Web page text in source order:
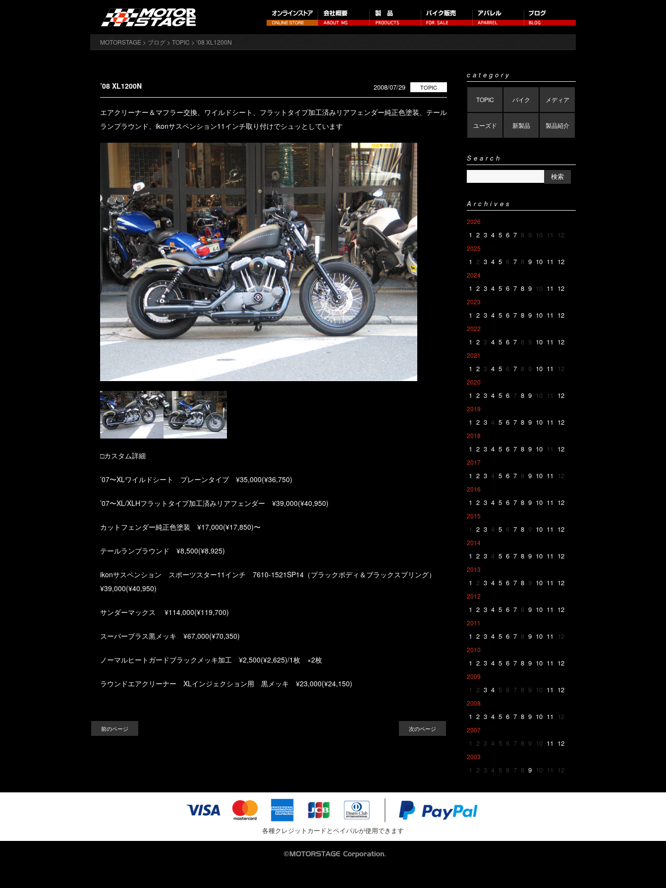
MOTORSTAGE > ブログ > TOPIC > ’08 XL1200N
’08 XL1200N TOPIC
2008/07/29
エアクリーナー＆マフラー交換、ワイルドシート、フラットタイプ加工済みリアフェンダー純正色塗装、テール
ランプラウンド、ikonサスペンション11インチ取り付けでシュッとしています
□カスタム詳細
’07〜XLワイルドシート プレーンタイプ ¥35,000(¥36,750)
’07〜XL/XLHフラットタイプ加工済みリアフェンダー ¥39,000(¥40,950)
カットフェンダー純正色塗装 ¥17,000(¥17,850)〜
テールランプラウンド ¥8,500(¥8,925)
ikonサスペンション スポーツスター11インチ 7610-1521SP14（ブラックボディ＆ブラックスプリング）
¥39,000(¥40,950)
サンダーマックス ¥114,000(¥119,700)
スーパーブラス黒メッキ ¥67,000(¥70,350)
ノーマルヒートガードブラックメッキ加工 ¥2,500(¥2,625)/1枚 ×2枚
ラウンドエアクリーナー XLインジェクション用 黒メッキ ¥23,000(¥24,150)
前のページ 次のページ
category
TOPIC バイク メディア
ユーズド 新製品 製品紹介
Search
Archives
2026
1 2 3 4 5 6 7 8 9 10 11 12
2025
1 2 3 4 5 6 7 8 9 10 11 12
2024
1 2 3 4 5 6 7 8 9 10 11 12
2023
1 2 3 4 5 6 7 8 9 10 11 12
2022
1 2 3 4 5 6 7 8 9 10 11 12
2021
1 2 3 4 5 6 7 8 9 10 11 12
2020
1 2 3 4 5 6 7 8 9 10 11 12
2019
1 2 3 4 5 6 7 8 9 10 11 12
2018
1 2 3 4 5 6 7 8 9 10 11 12
2017
1 2 3 4 5 6 7 8 9 10 11 12
2016
1 2 3 4 5 6 7 8 9 10 11 12
2015
1 2 3 4 5 6 7 8 9 10 11 12
2014
1 2 3 4 5 6 7 8 9 10 11 12
2013
1 2 3 4 5 6 7 8 9 10 11 12
2012
1 2 3 4 5 6 7 8 9 10 11 12
2011
1 2 3 4 5 6 7 8 9 10 11 12
2010
1 2 3 4 5 6 7 8 9 10 11 12
2009
1 2 3 4 5 6 7 8 9 10 11 12
2008
1 2 3 4 5 6 7 8 9 10 11 12
2007
1 2 3 4 5 6 7 8 9 10 11 12
2003
1 2 3 4 5 6 7 8 9 10 11 12
各種クレジットカードとペイパルが使用できます